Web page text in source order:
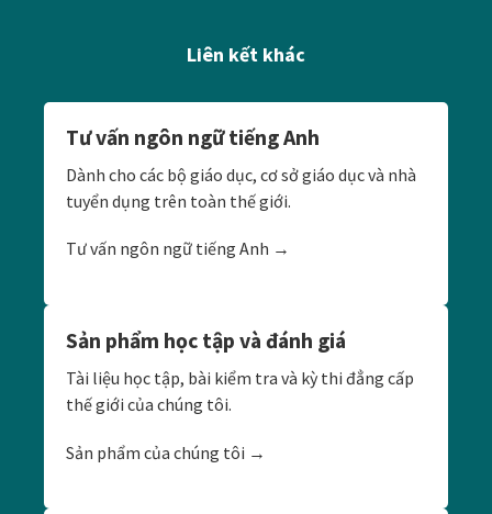
Liên kết khác
Tư vấn ngôn ngữ tiếng Anh
Dành cho các bộ giáo dục, cơ sở giáo dục và nhà
tuyển dụng trên toàn thế giới.
Tư vấn ngôn ngữ tiếng Anh →
Sản phẩm học tập và đánh giá
Tài liệu học tập, bài kiểm tra và kỳ thi đẳng cấp
thế giới của chúng tôi.
Sản phẩm của chúng tôi →